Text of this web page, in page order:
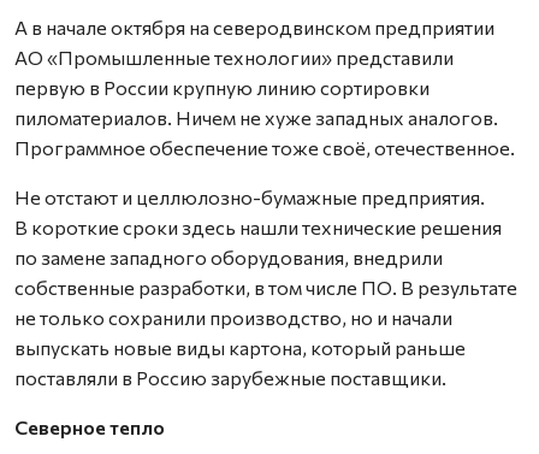
А в начале октября на северодвинском предприятии
АО «Промышленные технологии» представили
первую в России крупную линию сортировки
пиломатериалов. Ничем не хуже западных аналогов.
Программное обеспечение тоже своё, отечественное.
Не отстают и целлюлозно-бумажные предприятия.
В короткие сроки здесь нашли технические решения
по замене западного оборудования, внедрили
собственные разработки, в том числе ПО. В результате
не только сохранили производство, но и начали
выпускать новые виды картона, который раньше
поставляли в Россию зарубежные поставщики.
Северное тепло